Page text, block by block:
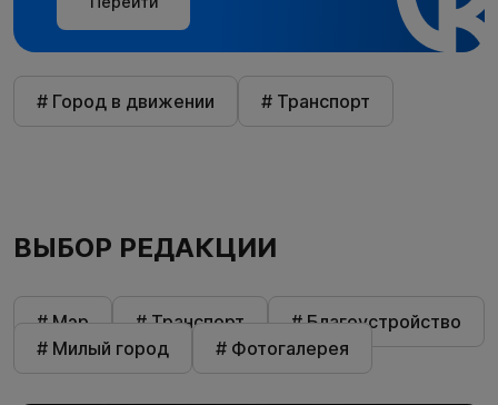
# Город в движении # Транспорт
ВЫБОР РЕДАКЦИИ
# Мэр # Транспорт
# Благоустройство
# Милый город
# Фотогалерея